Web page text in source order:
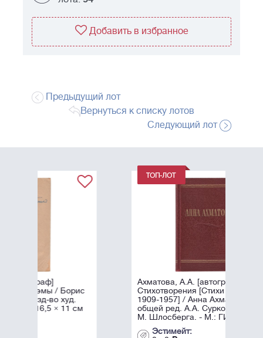
Добавить в избранное
Предыдущий лот
Вернуться к списку лотов
Следующий лот
Ахматова, А.А. [автограф]
Стихотворения [Стихи разных лет
1909-1957] / Анна Ахматова, под
общей ред. А.А. Суркова; Оформл.
М. Шлосберга. - М.: ГИХЛ, ...